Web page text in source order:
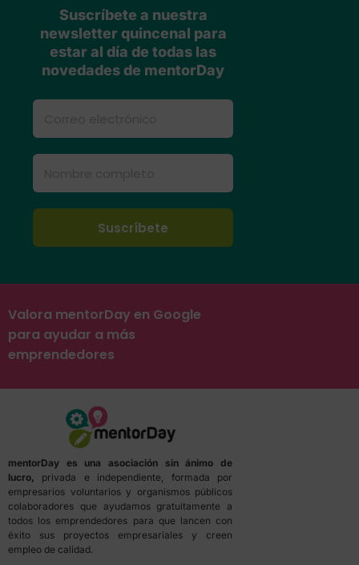
Suscríbete a nuestra
newsletter quincenal para
estar al día de todas las
novedades de mentorDay
Valora mentorDay en Google
para ayudar a más
emprendedores
mentorDay es una asociación sin ánimo de
lucro, privada e independiente, formada por
empresarios voluntarios y organismos públicos
colaboradores que ayudamos gratuitamente a
todos los emprendedores para que lancen con
éxito sus proyectos empresariales y creen
empleo de calidad.